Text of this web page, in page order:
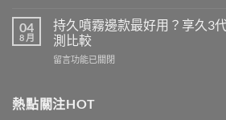
Kamagra
Oral
全
較〉
買？
犀
利
士
藥
威
大
Levifil
20mg
印
04
8 月
持久噴霧邊款最好用？享久3
測比較
在
噴
霧
留言功能已關閉
熱點關注HOT